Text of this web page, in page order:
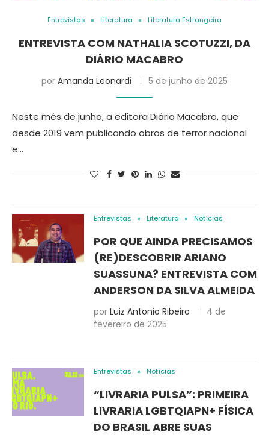
Entrevistas Literatura Literatura Estrangeira
ENTREVISTA COM NATHALIA SCOTUZZI, DA
DIÁRIO MACABRO
por Amanda Leonardi 5 de junho de 2025
Neste mês de junho, a editora Diário Macabro, que
desde 2019 vem publicando obras de terror nacional
e…
Entrevistas Literatura Notícias
POR QUE AINDA PRECISAMOS
(RE)DESCOBRIR ARIANO
SUASSUNA? ENTREVISTA COM
ANDERSON DA SILVA ALMEIDA
por Luiz Antonio Ribeiro
4 de
fevereiro de 2025
Entrevistas Notícias
“LIVRARIA PULSA”: PRIMEIRA
LIVRARIA LGBTQIAPN+ FÍSICA
DO BRASIL ABRE SUAS